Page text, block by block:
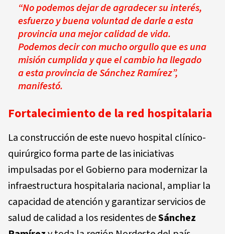
“No podemos dejar de agradecer su interés,
esfuerzo y buena voluntad de darle a esta
provincia una mejor calidad de vida.
Podemos decir con mucho orgullo que es una
misión cumplida y que el cambio ha llegado
a esta provincia de Sánchez Ramírez”,
manifestó.
Fortalecimiento de la red hospitalaria
La construcción de este nuevo hospital clínico-
quirúrgico forma parte de las iniciativas
impulsadas por el Gobierno para modernizar la
infraestructura hospitalaria nacional, ampliar la
capacidad de atención y garantizar servicios de
salud de calidad a los residentes deSánchez